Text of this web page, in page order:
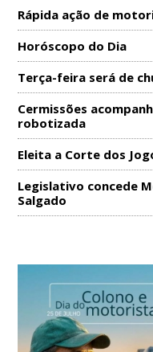
Rápida ação de
Horóscopo do Dia
Terça-feira será de
Cermissões
robotizada
Eleita a Corte dos
Legislativo concede
Salgado